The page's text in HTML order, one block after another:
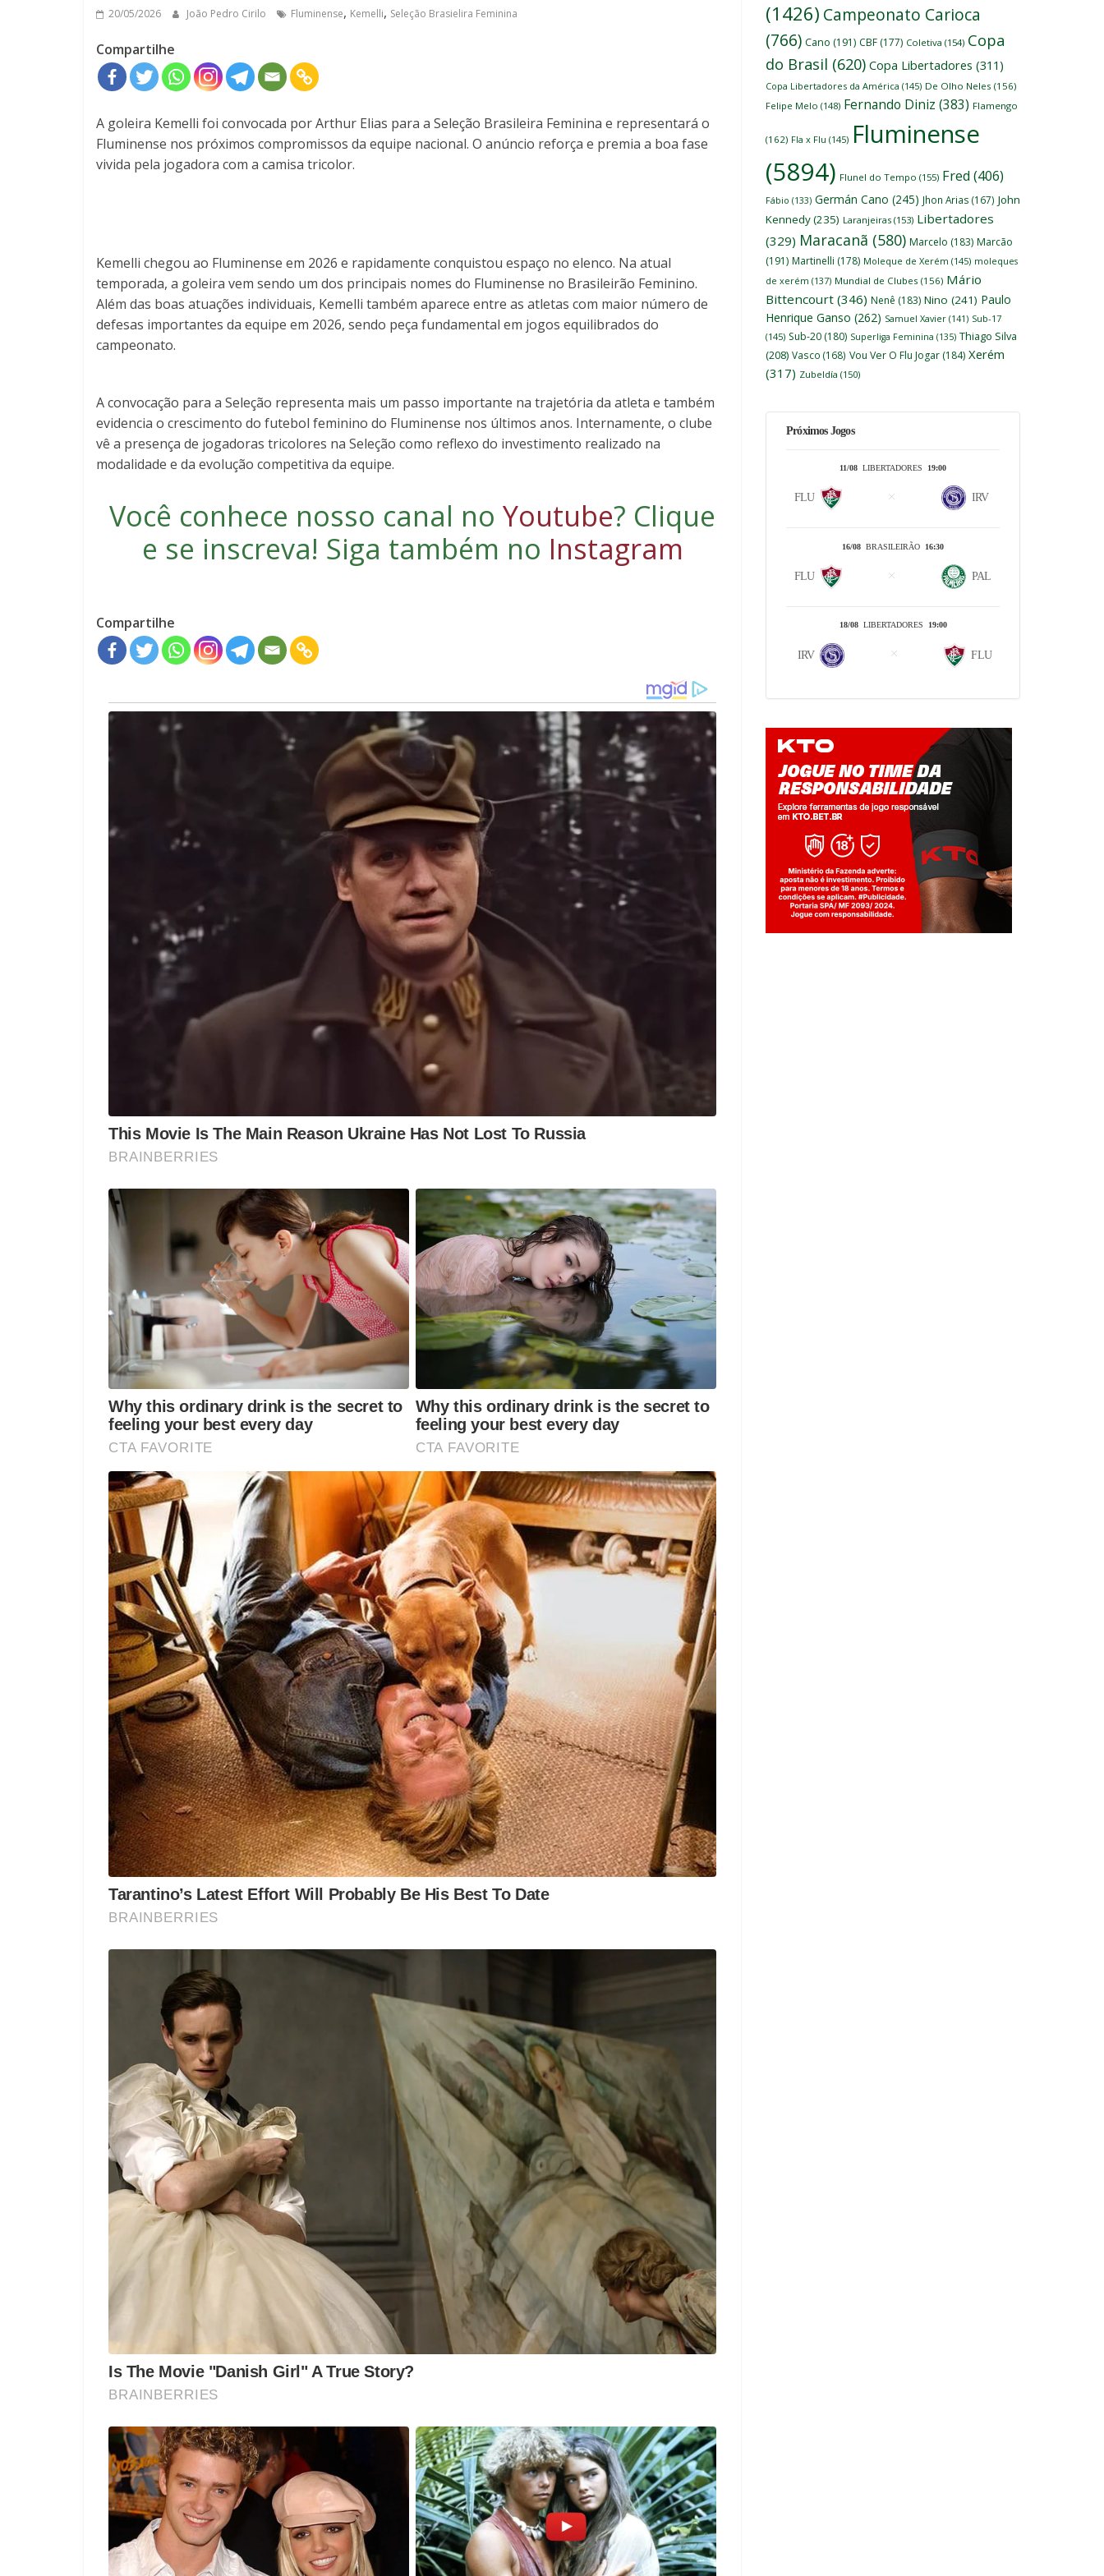
20/05/2026 João Pedro Cirilo Fluminense, Kemelli, Seleção Brasielira Feminina
Compartilhe
A goleira Kemelli foi convocada por Arthur Elias para a Seleção Brasileira Feminina e representará o
Fluminense nos próximos compromissos da equipe nacional. O anúncio reforça e premia a boa fase
vivida pela jogadora com a camisa tricolor.
Kemelli chegou ao Fluminense em 2026 e rapidamente conquistou espaço no elenco. Na atual
temporada, a goleira vem sendo um dos principais nomes do Fluminense no Brasileirão Feminino.
Além das boas atuações individuais, Kemelli também aparece entre as atletas com maior número de
defesas importantes da equipe em 2026, sendo peça fundamental em jogos equilibrados do
campeonato.
A convocação para a Seleção representa mais um passo importante na trajetória da atleta e também
evidencia o crescimento do futebol feminino do Fluminense nos últimos anos. Internamente, o clube
vê a presença de jogadoras tricolores na Seleção como reflexo do investimento realizado na
modalidade e da evolução competitiva da equipe.
Você conhece nosso canal no Youtube? Clique
e se inscreva! Siga também no Instagram
Compartilhe
(1426) Campeonato Carioca
(766) Cano (191) CBF (177) Coletiva (154) Copa
do Brasil (620) Copa Libertadores (311)
Copa Libertadores da América (145) De Olho Neles (156)
Felipe Melo (148) Fernando Diniz (383) Flamengo
(162) Fla x Flu (145) Fluminense
(5894) Flunel do Tempo (155) Fred (406)
Fábio (133) Germán Cano (245) Jhon Arias (167) John
Kennedy(235) Laranjeiras (153) Libertadores
(329) Maracanã (580) Marcelo (183) Marcão
(191) Martinelli (178) Moleque de Xerém (145) moleques
de xerém (137) Mundial de Clubes (156) Mário
Bittencourt (346) Nenê (183) Nino (241) Paulo
Henrique Ganso (262) Samuel Xavier (141) Sub-17
(145) Sub-20 (180) Superliga Feminina (135) Thiago Silva
(208) Vasco (168) Vou Ver O Flu Jogar (184) Xerém
(317) Zubeldía (150)
Próximos Jogos
11/08 LIBERTADORES 19:00
FLU IRV
16/08 BRASILEIRÃO 16:30
FLU PAL
18/08LIBERTADORES 19:00
IRV FLU
Jogue com responsabilidade. 18+